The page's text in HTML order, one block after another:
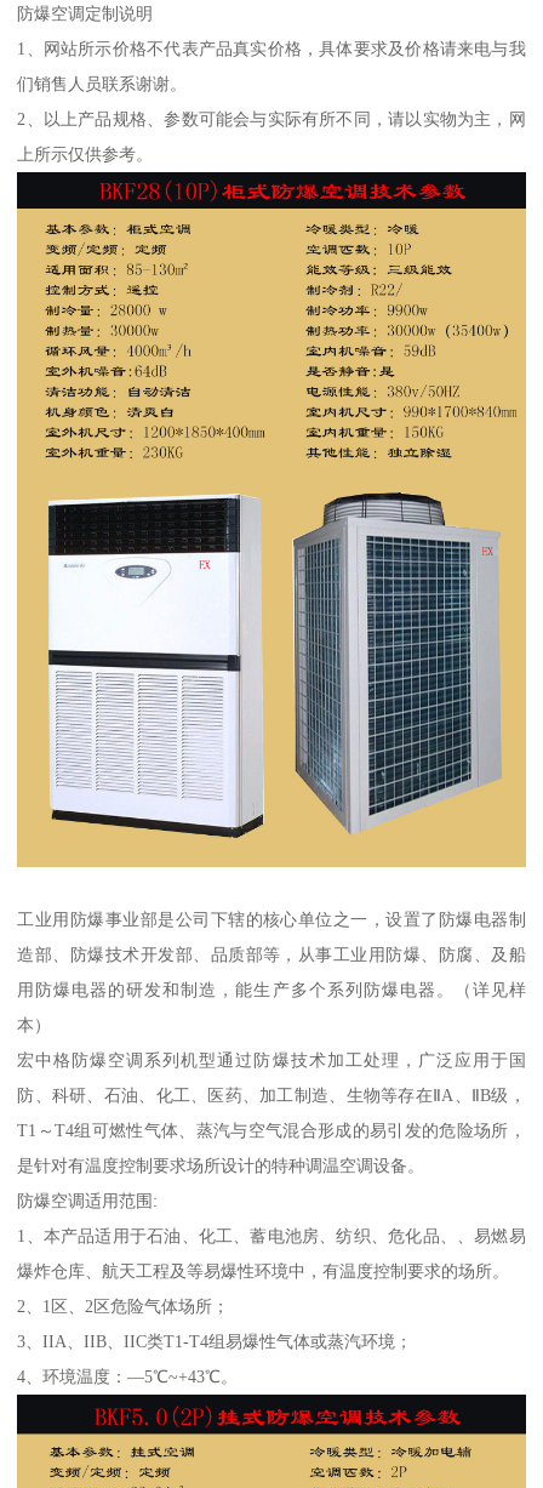
防爆空调定制说明
1、网站所示价格不代表产品真实价格，具体要求及价格请来电与我
们销售人员联系谢谢。
2、以上产品规格、参数可能会与实际有所不同，请以实物为主，网
上所示仅供参考。
工业用防爆事业部是公司下辖的核心单位之一，设置了防爆电器制
造部、防爆技术开发部、品质部等，从事工业用防爆、防腐、及船
用防爆电器的研发和制造，能生产多个系列防爆电器。（详见样
本）
宏中格防爆空调系列机型通过防爆技术加工处理，广泛应用于国
防、科研、石油、化工、医药、加工制造、生物等存在ⅡA、ⅡB级，
T1～T4组可燃性气体、蒸汽与空气混合形成的易引发的危险场所，
是针对有温度控制要求场所设计的特种调温空调设备。
防爆空调适用范围:
1、本产品适用于石油、化工、蓄电池房、纺织、危化品、、易燃易
爆炸仓库、航天工程及等易爆性环境中，有温度控制要求的场所。
2、1区、2区危险气体场所；
3、IIA、IIB、IIC类T1-T4组易爆性气体或蒸汽环境；
4、环境温度：—5℃~+43℃。